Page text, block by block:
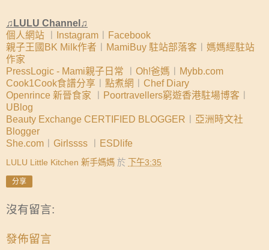
♫LULU Channel♫
個人網站
Instagram
Facebook
親子王國BK Milk作者
MamiBuy 駐站部落客
媽媽經駐站
作家
PressLogic - Mami親子日常
Oh!爸媽
Mybb.com
Cook1Cook食譜分享
點煮網
Chef Diary
Openrince 新晉食家
Poortravellers窮遊香港駐場博客
UBlog
Beauty Exchange CERTIFIED BLOGGER
亞洲時文社
Blogger
She.com
Girlssss ESDlife
LULU Little Kitchen 新手媽媽 於 下午3:35
分享
沒有留言:
發佈留言